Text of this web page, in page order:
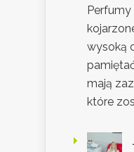
wysoką
mają
które